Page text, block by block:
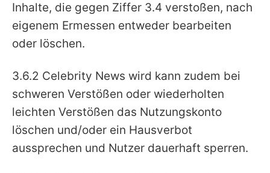
Inhalte, die gegen Ziffer 3.4 verstoßen, nach
eigenem Ermessen entweder bearbeiten
oder löschen.
3.6.2 Celebrity News wird kann zudem bei
schweren Verstößen oder wiederholten
leichten Verstößen das Nutzungskonto
löschen und/oder ein Hausverbot
aussprechen und Nutzer dauerhaft sperren.